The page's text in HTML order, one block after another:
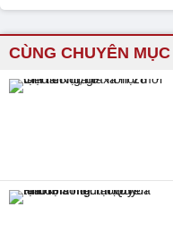
CÙNG CHUYÊN MỤC